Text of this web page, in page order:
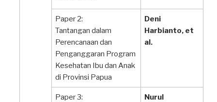
Paper 2:
Tantangan dalam
Perencanaan dan
Penganggaran Program
Kesehatan Ibu dan Anak
di Provinsi Papua
Deni
Harbianto, et
al.
Paper 3:
Nurul